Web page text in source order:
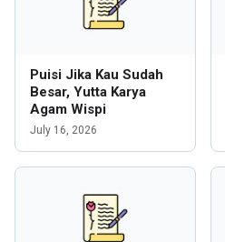
Puisi Jika Kau Sudah
Besar, Yutta Karya
Agam Wispi
July 16, 2026